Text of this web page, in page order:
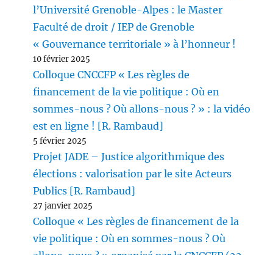
l’Université Grenoble-Alpes : le Master
Faculté de droit / IEP de Grenoble
« Gouvernance territoriale » à l’honneur !
10 février 2025
Colloque CNCCFP « Les règles de
financement de la vie politique : Où en
sommes-nous ? Où allons-nous ? » : la vidéo
est en ligne ! [R. Rambaud]
5 février 2025
Projet JADE – Justice algorithmique des
élections : valorisation par le site Acteurs
Publics [R. Rambaud]
27 janvier 2025
Colloque « Les règles de financement de la
vie politique : Où en sommes-nous ? Où